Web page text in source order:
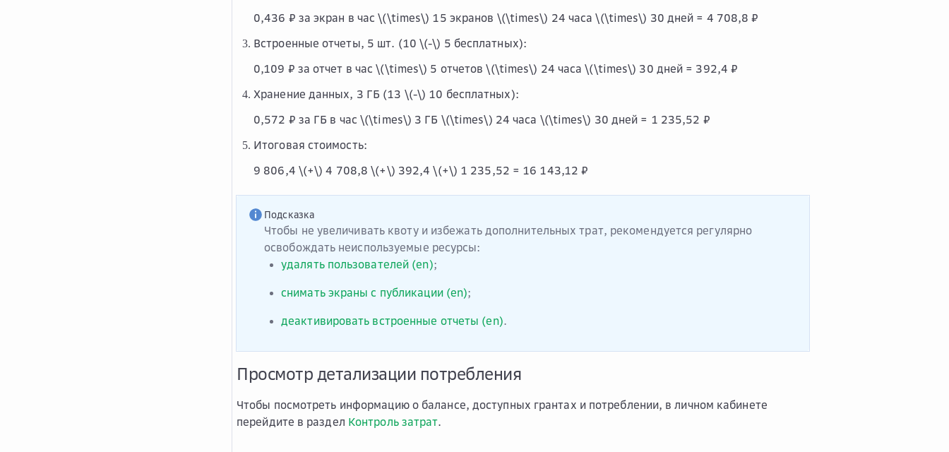
0,436 ₽ за экран в час\(\times\) 15 экранов \(\times\) 24 часа\(\times\) 30 дней = 4 708,8 ₽
Встроенные отчеты, 5 шт. (10 \(-\) 5 бесплатных):
0,109 ₽ за отчет в час\(\times\) 5 отчетов\(\times\) 24 часа\(\times\) 30 дней = 392,4 ₽
Хранение данных, 3 ГБ (13 \(-\) 10 бесплатных):
0,572 ₽ за ГБ в час \(\times\) 3 ГБ \(\times\) 24 часа \(\times\) 30 дней = 1 235,52 ₽
Итоговая стоимость:
9 806,4 \(+\) 4 708,8\(+\) 392,4\(+\) 1 235,52 = 16 143,12 ₽
Подсказка
Чтобы не увеличивать квоту и избежать дополнительных трат, рекомендуется регулярно
освобождать неиспользуемые ресурсы:
удалять пользователей (en);
снимать экраны с публикации (en);
деактивировать встроенные отчеты (en).
Просмотр детализации потребления
Чтобы посмотреть информацию о балансе, доступных грантах и потреблении, в личном кабинете
перейдите в раздел Контроль затрат.